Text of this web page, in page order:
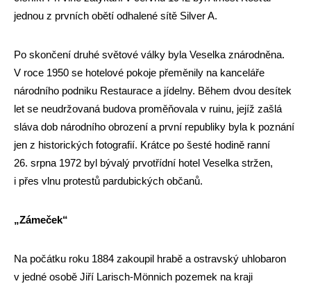
jednou z prvních obětí odhalené sítě Silver A.
Po skončení druhé světové války byla Veselka znárodněna.
V roce 1950 se hotelové pokoje přeměnily na kanceláře
národního podniku Restaurace a jídelny. Během dvou desítek
let se neudržovaná budova proměňovala v ruinu, jejíž zašlá
sláva dob národního obrození a první republiky byla k poznání
jen z historických fotografií. Krátce po šesté hodině ranní
26. srpna 1972 byl bývalý prvotřídní hotel Veselka stržen,
i přes vlnu protestů pardubických občanů.
„Zámeček“
Na počátku roku 1884 zakoupil hrabě a ostravský uhlobaron
v jedné osobě Jiří Larisch-Mönnich pozemek na kraji